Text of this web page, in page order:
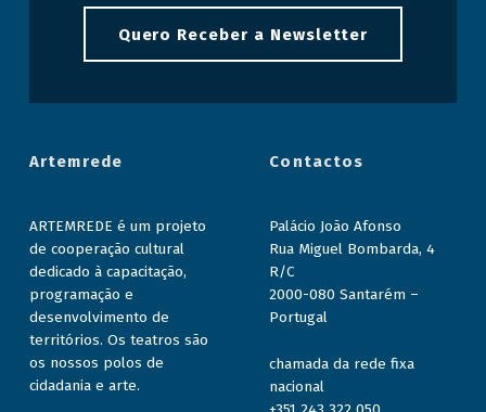
a
e
b
é
s
Quero Receber a Newsletter
Artemrede
ARTEMREDE é um projeto
de cooperação cultural
dedicado à capacitação,
programação e
desenvolvimento de
territórios. Os teatros são
os nossos polos de
cidadania e arte.
Contactos
Palácio João Afonso
Rua Miguel Bombarda, 4
R/C
2000-080 Santarém –
Portugal
chamada da rede fixa
nacional